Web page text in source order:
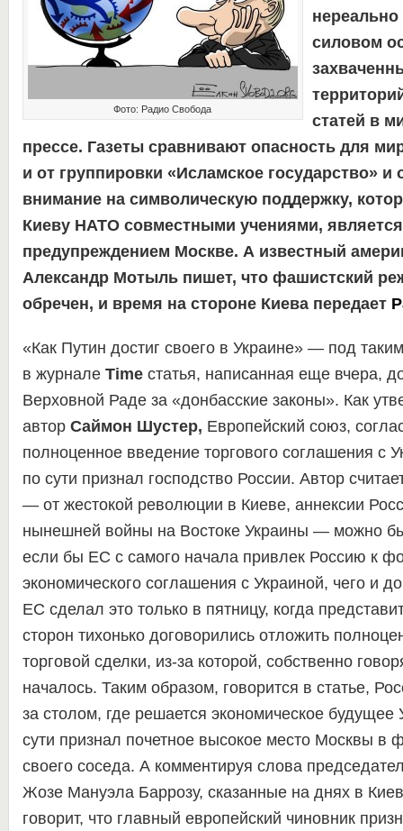
Фото: Радио Свобода
силовом
статей в
прессе. Газеты сравнивают опасность для
и от группировки «Исламское государство»
внимание на символическую поддержку,
Киеву НАТО совместными учениями,
предупреждением Москве. А известный
Александр Мотыль пишет, что фашистский
обречен, и время на стороне Киева передает
«Как Путин достиг своего в Украине» — под
в журнале Timeстатья, написанная еще вчера,
Верховной Раде за «донбасские законы». Как
автор Саймон Шустер, Европейский союз,
полноценное введение торгового соглашения с
по сути признал господство России. Автор
— от жестокой революции в Киеве, аннексии
нынешней войны на Востоке Украины — можно
если бы ЕС с самого начала привлек Россию к
экономического соглашения с Украиной, чего и
ЕС сделал это только в пятницу, когда
сторон тихонько договорились отложить
торговой сделки, из-за которой, собственно
началось. Таким образом, говорится в статье,
за столом, где решается экономическое
сути признал почетное высокое место Москвы в
своего соседа. А комментируя слова
Жозе Мануэла Баррозу, сказанные на днях в
говорит, что главный европейский чиновник